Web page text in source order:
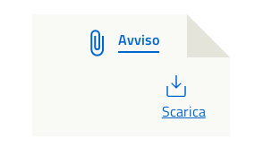
Avviso
PDF
Scarica